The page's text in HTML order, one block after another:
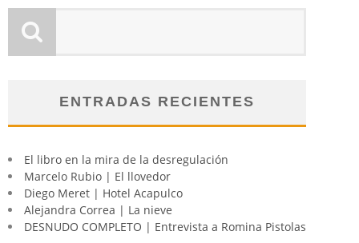
ENTRADAS RECIENTES
El libro en la mira de la desregulación
Marcelo Rubio | El llovedor
Diego Meret | Hotel Acapulco
Alejandra Correa | La nieve
DESNUDO COMPLETO | Entrevista a Romina Pistolas